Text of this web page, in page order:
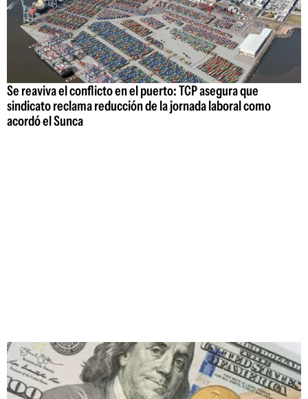
Se reaviva el conflicto en el puerto: TCP asegura que
sindicato reclama reducción de la jornada laboral como
acordó el Sunca